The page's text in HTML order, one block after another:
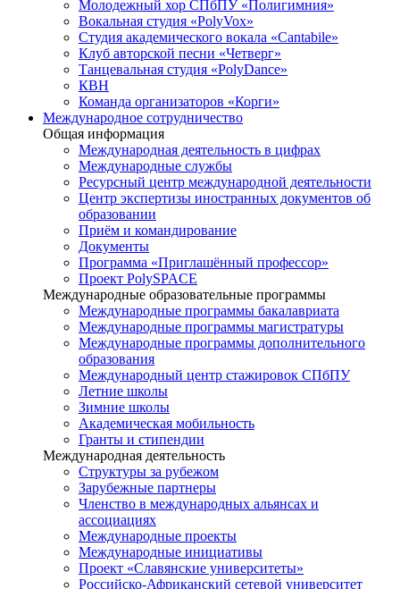
Молодежный хор СПбПУ «Полигимния»
Вокальная студия «PolyVox»
Студия академического вокала «Cantabile»
Клуб авторской песни «Четверг»
Танцевальная студия «PolyDance»
КВН
Команда организаторов «Корги»
Международное сотрудничество
Общая информация
Международная деятельность в цифрах
Международные службы
Ресурсный центр международной деятельности
Центр экспертизы иностранных документов об
образовании
Приём и командирование
Документы
Программа «Приглашённый профессор»
Проект PolySPACE
Международные образовательные программы
Международные программы бакалавриата
Международные программы магистратуры
Международные программы дополнительного
образования
Международный центр стажировок СПбПУ
Летние школы
Зимние школы
Академическая мобильность
Гранты и стипендии
Международная деятельность
Структуры за рубежом
Зарубежные партнеры
Членство в международных альянсах и
ассоциациях
Международные проекты
Международные инициативы
Проект «Славянские университеты»
Российско-Африканский сетевой университет